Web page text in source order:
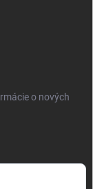
o nových